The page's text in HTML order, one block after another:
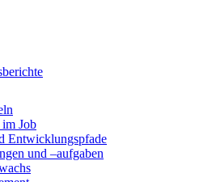
Job
Entwicklungspfade
und –aufgaben